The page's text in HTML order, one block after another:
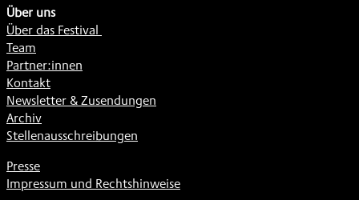
Über uns
Über das Festival
Team
Partner:innen
Kontakt
Newsletter & Zusendungen
Archiv
Stellenausschreibungen
Presse
Impressum und Rechtshinweise